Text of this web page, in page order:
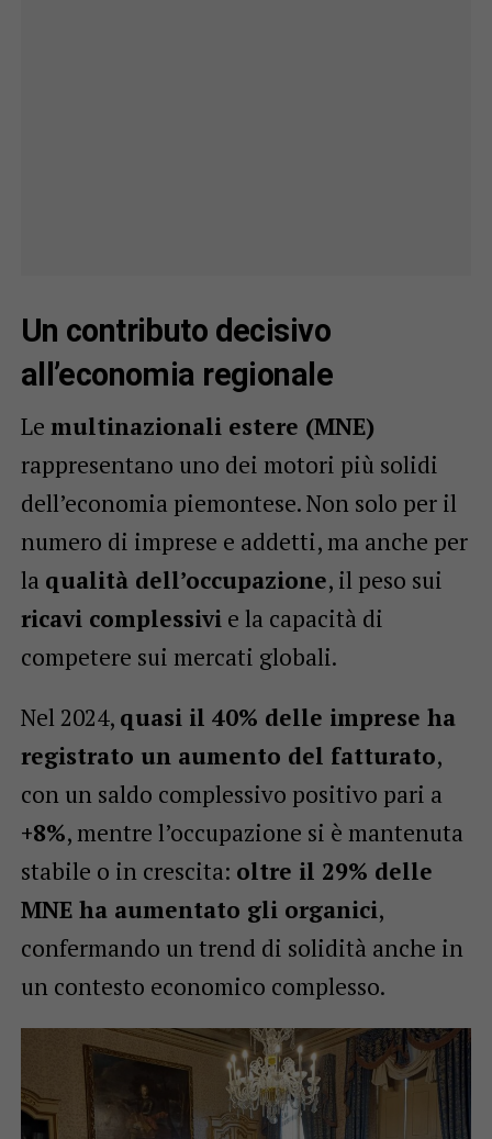
Un contributo decisivo
all’economia regionale
Le multinazionali estere (MNE)
rappresentano uno dei motori più solidi
dell’economia piemontese. Non solo per il
numero di imprese e addetti, ma anche per
la qualità dell’occupazione, il peso sui
ricavi complessivie la capacità di
competere sui mercati globali.
Nel 2024, quasi il 40% delle imprese ha
registrato un aumento del fatturato,
con un saldo complessivo positivo pari a
+8%, mentre l’occupazione si è mantenuta
stabile o in crescita: oltre il 29% delle
MNE ha aumentato gli organici,
confermando un trend di solidità anche in
un contesto economico complesso.